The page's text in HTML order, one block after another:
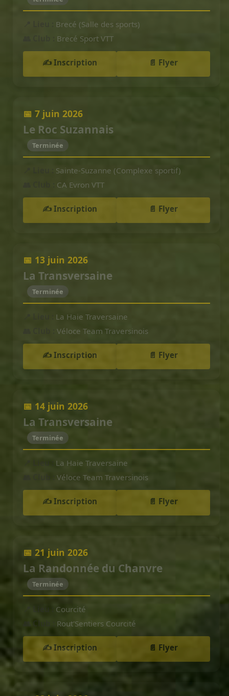
Brecé (Salle des sports)
Brecé Sport VTT
✍️ Inscription 📄 Flyer
📅 7 juin 2026
Le Roc Suzannais
Terminée
Sainte-Suzanne (Complexe sportif)
CA Evron VTT
✍️ Inscription 📄 Flyer
📅 13 juin 2026
La Transversaine
Terminée
La Haie Traversaine
Véloce Team Traversinois
✍️ Inscription 📄 Flyer
📅 14 juin 2026
La Transversaine
Terminée
La Haie Traversaine
Véloce Team Traversinois
✍️ Inscription 📄 Flyer
📅 21 juin 2026
La Randonnée du Chanvre
Terminée
Courcité
Rout'Sentiers Courcité
✍️ Inscription 📄 Flyer